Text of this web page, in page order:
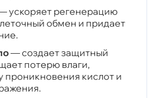
ускоряет регенерацию
обмен и придает
— создает защитный
потерю влаги,
проникновения кислот и